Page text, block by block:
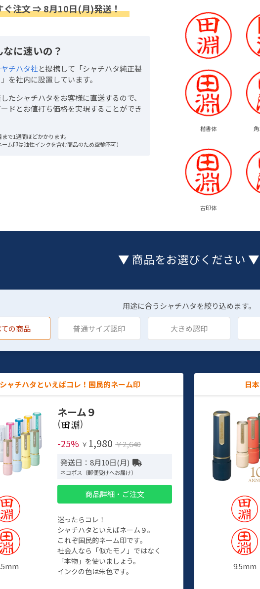
楷書体
古印体
ぐ注文 ⇒ 8月10日(月)発送！
に速いの？
チハタ社と提携して「シャチハタ純正製
を社内に設置しています。
たシャチハタをお客様に直送するので、
ドとお値打ち価格を実現することができ
で1週間ほどかかります。
ーム印は油性インクを含む商品のため空輸不可）
▼ 商品をお選びください ▼
用途に合うシャチハタを絞り込めます。
ての商品 普通サイズ認印 大きめ認印
シャチハタといえばコレ！国民的ネーム印
ネーム９
(
)
-25% ￥ 1,980 ￥2,640
発送日：8月10日(月)
ネコポス（郵便受けへお届け）
商品詳細・ご注文
迷ったらコレ！
シャチハタといえばネーム９。
これぞ国民的ネーム印です。
社会人なら「似たモノ」ではなく
「本物」を使いましょう。
インクの色は朱色です。
日
9.5mm